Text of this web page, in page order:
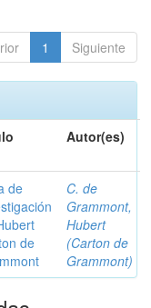
1 Siguiente
Autor(es)
de
de
C. de
Grammont,
Hubert
(Carton de
Grammont)